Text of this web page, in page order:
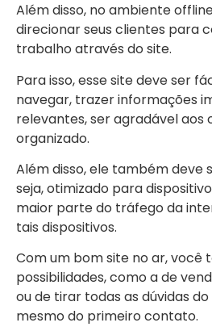
Além disso, no ambiente
direcionar seus clientes para
trabalho através do site.
Para isso, esse site deve ser
navegar, trazer informações
relevantes, ser agradável aos
organizado.
Além disso, ele também deve
seja, otimizado para
maior parte do tráfego da
tais dispositivos.
Com um bom site no ar, você
possibilidades, como a de
ou de tirar todas as dúvidas
mesmo do primeiro contato.